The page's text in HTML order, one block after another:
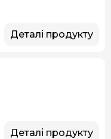
Деталі продукту
Деталі продукту